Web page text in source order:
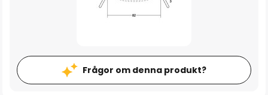
Frågor om denna produkt?